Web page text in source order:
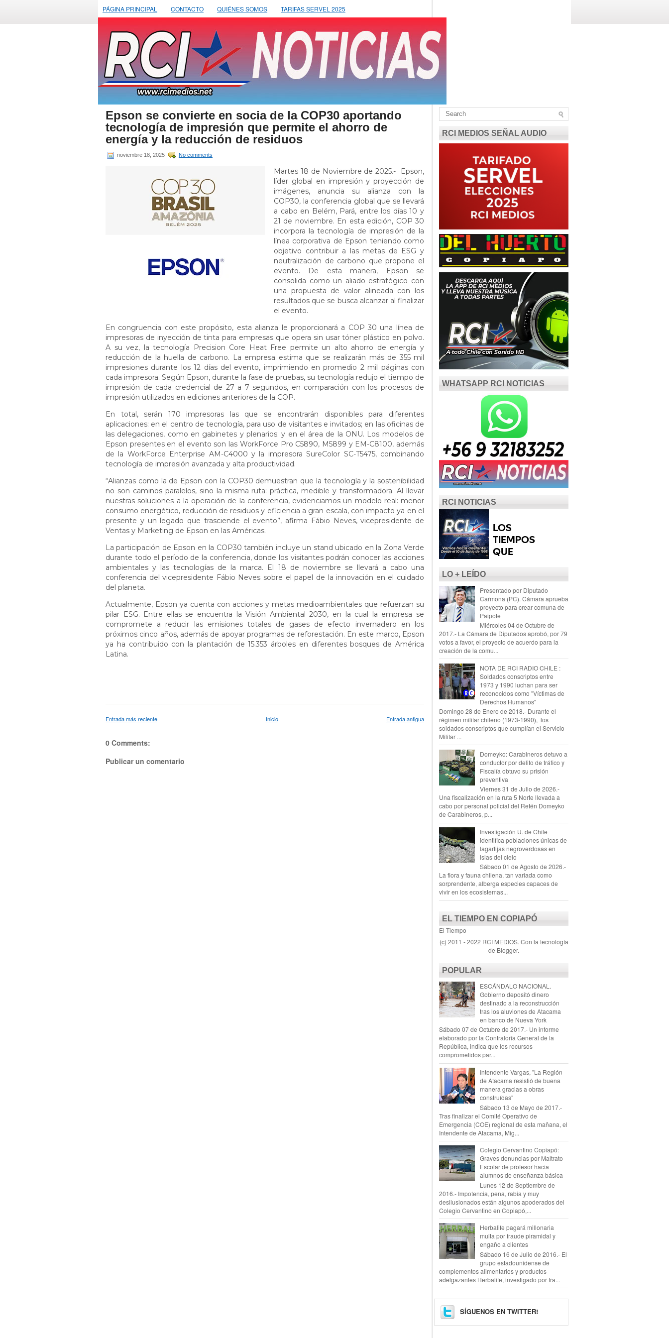
PÁGINA PRINCIPAL CONTACTO QUIÉNES SOMOS TARIFAS SERVEL 2025
Epson se convierte en socia de la COP30 aportando
tecnología de impresión que permite el ahorro de
energía y la reducción de residuos
noviembre 18, 2025 No comments
Martes 18 de Noviembre de 2025.- Epson,
líder global en impresión y proyección de
imágenes, anuncia su alianza con la
COP30, la conferencia global que se llevará
a cabo en Belém, Pará, entre los días 10 y
21 de noviembre. En esta edición, COP 30
incorpora la tecnología de impresión de la
línea corporativa de Epson teniendo como
objetivo contribuir a las metas de ESG y
neutralización de carbono que propone el
evento. De esta manera, Epson se
consolida como un aliado estratégico con
una propuesta de valor alineada con los
resultados que se busca alcanzar al finalizar
el evento.
En congruencia con este propósito, esta alianza le proporcionará a COP 30 una línea de
impresoras de inyección de tinta para empresas que opera sin usar tóner plástico en polvo.
A su vez, la tecnología Precision Core Heat Free permite un alto ahorro de energía y
reducción de la huella de carbono. La empresa estima que se realizarán más de 355 mil
impresiones durante los 12 días del evento, imprimiendo en promedio 2 mil páginas con
cada impresora. Según Epson, durante la fase de pruebas, su tecnología redujo el tiempo de
impresión de cada credencial de 27 a 7 segundos, en comparación con los procesos de
impresión utilizados en ediciones anteriores de la COP.
En total, serán 170 impresoras las que se encontrarán disponibles para diferentes
aplicaciones: en el centro de tecnología, para uso de visitantes e invitados; en las oficinas de
las delegaciones, como en gabinetes y plenarios; y en el área de la ONU. Los modelos de
Epson presentes en el evento son las WorkForce Pro C5890, M5899 y EM-C8100, además
de la WorkForce Enterprise AM-C4000 y la impresora SureColor SC-T5475, combinando
tecnología de impresión avanzada y alta productividad.
“Alianzas como la de Epson con la COP30 demuestran que la tecnología y la sostenibilidad
no son caminos paralelos, sino la misma ruta: práctica, medible y transformadora. Al llevar
nuestras soluciones a la operación de la conferencia, evidenciamos un modelo real: menor
consumo energético, reducción de residuos y eficiencia a gran escala, con impacto ya en el
presente y un legado que trasciende el evento”, afirma Fábio Neves, vicepresidente de
Ventas y Marketing de Epson en las Américas.
La participación de Epson en la COP30 también incluye un stand ubicado en la Zona Verde
durante todo el período de la conferencia, donde los visitantes podrán conocer las acciones
ambientales y las tecnologías de la marca. El 18 de noviembre se llevará a cabo una
conferencia del vicepresidente Fábio Neves sobre el papel de la innovación en el cuidado
del planeta.
Actualmente, Epson ya cuenta con acciones y metas medioambientales que refuerzan su
pilar ESG. Entre ellas se encuentra la Visión Ambiental 2030, en la cual la empresa se
compromete a reducir las emisiones totales de gases de efecto invernadero en los
próximos cinco años, además de apoyar programas de reforestación. En este marco, Epson
ya ha contribuido con la plantación de 15.353 árboles en diferentes bosques de América
Latina.
Entrada más reciente Entrada antigua
Inicio
0 Comments:
Publicar un comentario
RCI MEDIOS SEÑAL AUDIO
WHATSAPP RCI NOTICIAS
RCI NOTICIAS
LO + LEÍDO
Presentado por Diputado
Carmona (PC). Cámara aprueba
proyecto para crear comuna de
Paipote
Miércoles 04 de Octubre de
2017.- La Cámara de Diputados aprobó, por 79
votos a favor, el proyecto de acuerdo para la
creación de la comu...
NOTA DE RCI RADIO CHILE :
Soldados conscriptos entre
1973 y 1990 luchan para ser
reconocidos como "Víctimas de
Derechos Humanos"
Domingo 28 de Enero de 2018.- Durante el
régimen militar chileno (1973-1990), los
soldados conscriptos que cumplían el Servicio
Militar ...
Domeyko: Carabineros detuvo a
conductor por delito de tráfico y
Fiscalía obtuvo su prisión
preventiva
Viernes 31 de Julio de 2026.-
Una fiscalización en la ruta 5 Norte llevada a
cabo por personal policial del Retén Domeyko
de Carabineros, p...
Investigación U. de Chile
identifica poblaciones únicas de
lagartijas negroverdosas en
islas del cielo
Sábado 01 de Agosto de 2026.-
La flora y fauna chilena, tan variada como
sorprendente, alberga especies capaces de
vivir en los ecosistemas...
EL TIEMPO EN COPIAPÓ
El Tiempo
(c) 2011 - 2022 RCI MEDIOS. Con la tecnología
de Blogger.
POPULAR
ESCÁNDALO NACIONAL.
Gobierno depositó dinero
destinado a la reconstrucción
tras los aluviones de Atacama
en banco de Nueva York
Sábado 07 de Octubre de 2017.- Un informe
elaborado por la Contraloría General de la
República, indica que los recursos
comprometidos par...
Intendente Vargas, "La Región
de Atacama resistió de buena
manera gracias a obras
construídas"
Sábado 13 de Mayo de 2017.-
Tras finalizar el Comité Operativo de
Emergencia (COE) regional de esta mañana, el
Intendente de Atacama, Mig...
Colegio Cervantino Copiapó:
Graves denuncias por Maltrato
Escolar de profesor hacia
alumnos de enseñanza básica
Lunes 12 de Septiembre de
2016.- Impotencia, pena, rabia y muy
desilusionados están algunos apoderados del
Colegio Cervantino en Copiapó,...
Herbalife pagará millonaria
multa por fraude piramidal y
engaño a clientes
Sábado 16 de Julio de 2016.- El
grupo estadounidense de
complementos alimentarios y productos
adelgazantes Herbalife, investigado por fra...
SÍGUENOS EN TWITTER!